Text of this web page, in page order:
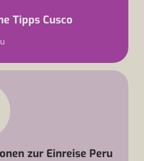
Tipps Cusco
zur Einreise Peru